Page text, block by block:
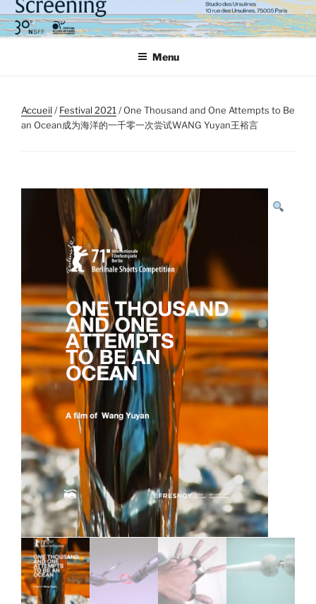
Aller
au
contenu
Menu
Accueil/Festival 2021 / One Thousand and One Attempts to Be
an Ocean成为海洋的一千零一次尝试WANG Yuyan王裕言